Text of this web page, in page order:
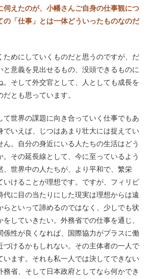
伺えたのが、小幡さんご自身の仕事観につ
の「仕事」とは一体どういったものなのだ
ためにしていくものだと思うのですが、だ
と意義を見出せるもの、没頭できるものに
。そして外交官として、人としても成長を
とも思っています。
て世界の課題に向き合っていく仕事でもあ
でいえば、じつはあまり壮大には捉えてい
ん。自分の身近にいる人たちの生活はどう
。その延長線として、今に至っているよう
、世界中の人たちが、より平和で、繁栄
いけることが理想です。ですが、フィリピ
代に目の当たりにした現実は理想からは遠
らといって諦めるのではなく、少しでも状
していきたい。外務省での仕事を通じ、
係性が良くなれば、国際協力がプラスに働
づけるかもしれない。その主体者の一人で
います。それも私一人では決してできない
務省、そして日本政府としてなら何かでき